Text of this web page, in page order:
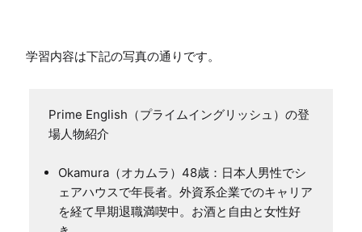
学習内容は下記の写真の通りです。
Prime English（プライムイングリッシュ）の登
Okamura（オカムラ）48歳：日本人男性でシ
ェアハウスで年長者。外資系企業でのキャリア
を経て早期退職満喫中。お酒と自由と女性好